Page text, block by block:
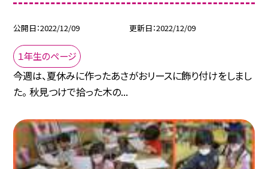
公開日 2022/12/09 更新日 2022/12/09
１年生のページ
今週は、夏休みに作ったあさがおリースに飾り付けをしまし
た。 秋見つけで拾った木の...